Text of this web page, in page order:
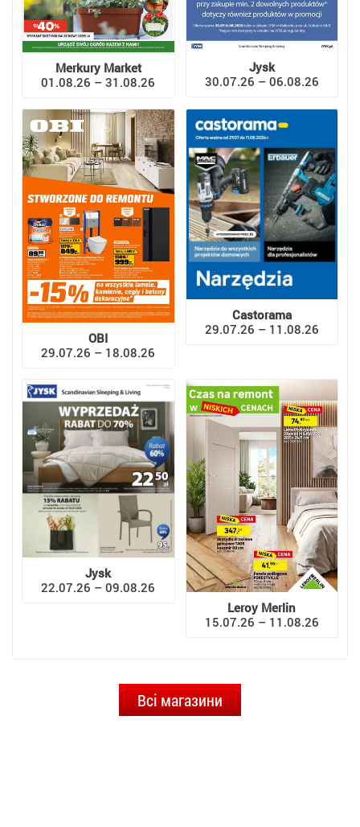
Merkury Market
01.08.26 – 31.08.26
Jysk
30.07.26 – 06.08.26
OBI
29.07.26 – 18.08.26
Castorama
29.07.26 – 11.08.26
Jysk
22.07.26 – 09.08.26
Leroy Merlin
15.07.26 – 11.08.26
Всі магазини